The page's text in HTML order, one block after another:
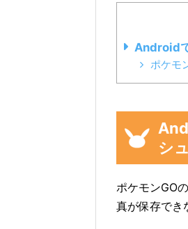
Android
ポケモ
シ
ポケモンGO
真が保存でき